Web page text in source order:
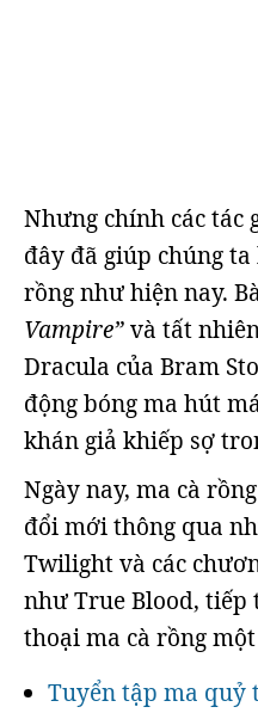
Nhưng chính các tác
đây đã giúp chúng
rồng như hiện nay.
Vampire”và tất
Dracula của Bram
động bóng ma hút
khán giả khiếp sợ
Ngày nay, ma cà
đổi mới thông qua
Twilight và các
như True Blood,
thoại ma cà rồng
Tuyển tập ma